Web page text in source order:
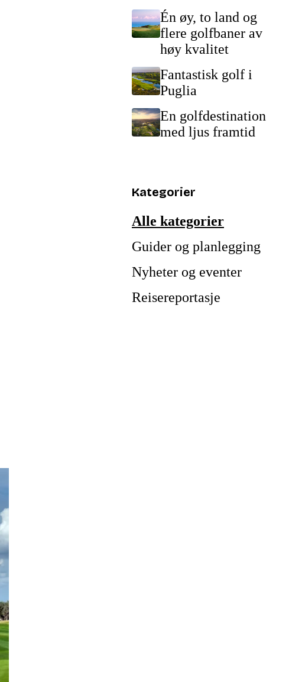
Én øy, to land og
flere golfbaner av
høy kvalitet
Fantastisk golf i
Puglia
En golfdestination
med ljus framtid
Kategorier
Alle kategorier
Guider og planlegging
Nyheter og eventer
Reisereportasje